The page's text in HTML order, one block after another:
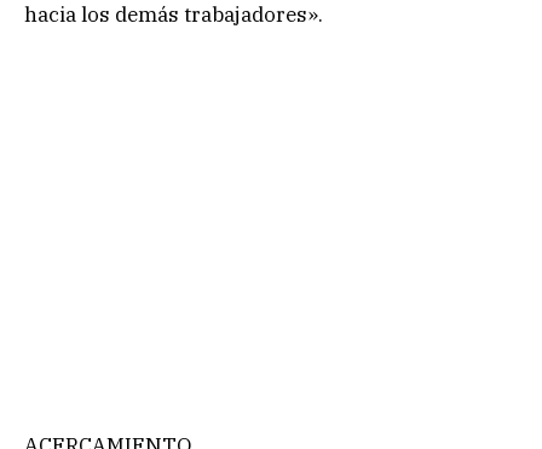
hacia los demás trabajadores».